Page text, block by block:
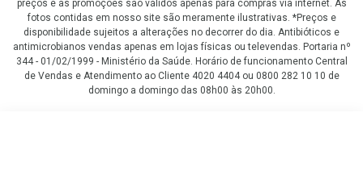
preços e as promoções são válidos apenas para compras via internet. As
fotos contidas em nosso site são meramente ilustrativas. *Preços e
disponibilidade sujeitos a alterações no decorrer do dia. Antibióticos e
antimicrobianos vendas apenas em lojas físicas ou televendas. Portaria nº
344 - 01/02/1999 - Ministério da Saúde. Horário de funcionamento Central
de Vendas e Atendimento ao Cliente 4020 4404 ou 0800 282 10 10 de
domingo a domingo das 08h00 às 20h00.